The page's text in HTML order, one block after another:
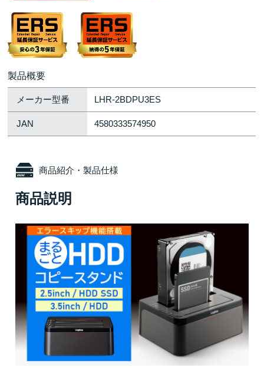
製品概要
メーカー型番 LHR-2BDPU3ES
JAN 4580333574950
商品紹介・製品仕様
商品説明